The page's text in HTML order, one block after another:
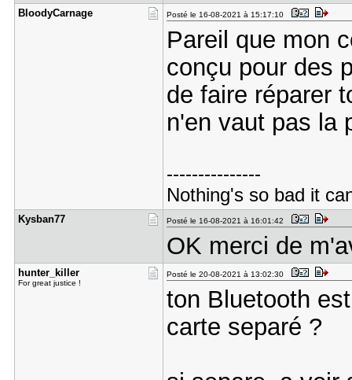
BloodyCarn​age Posté le 16-08-2021 à 15:17:10
Pareil que mon
conçu pour des
de faire réparer
n'en vaut pas la
---------------
Nothing's so bad it
Kysban77 Posté le 16-08-2021 à 16:01:42
OK merci de
hunter_kil​ler
For great justice !
Posté le 20-08-2021 à 13:02:30
ton Bluetooth
carte separé ?